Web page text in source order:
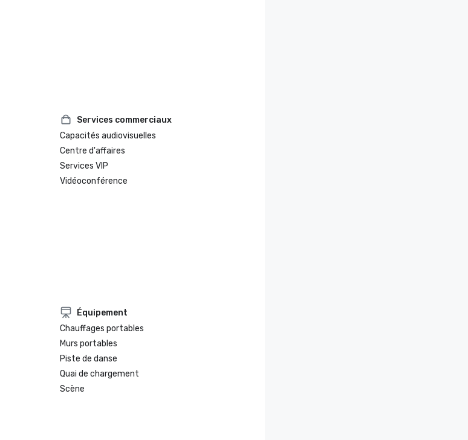
Services commerciaux
Capacités audiovisuelles
Centre d'affaires
Services VIP
Vidéoconférence
Équipement
Chauffages portables
Murs portables
Piste de danse
Quai de chargement
Scène